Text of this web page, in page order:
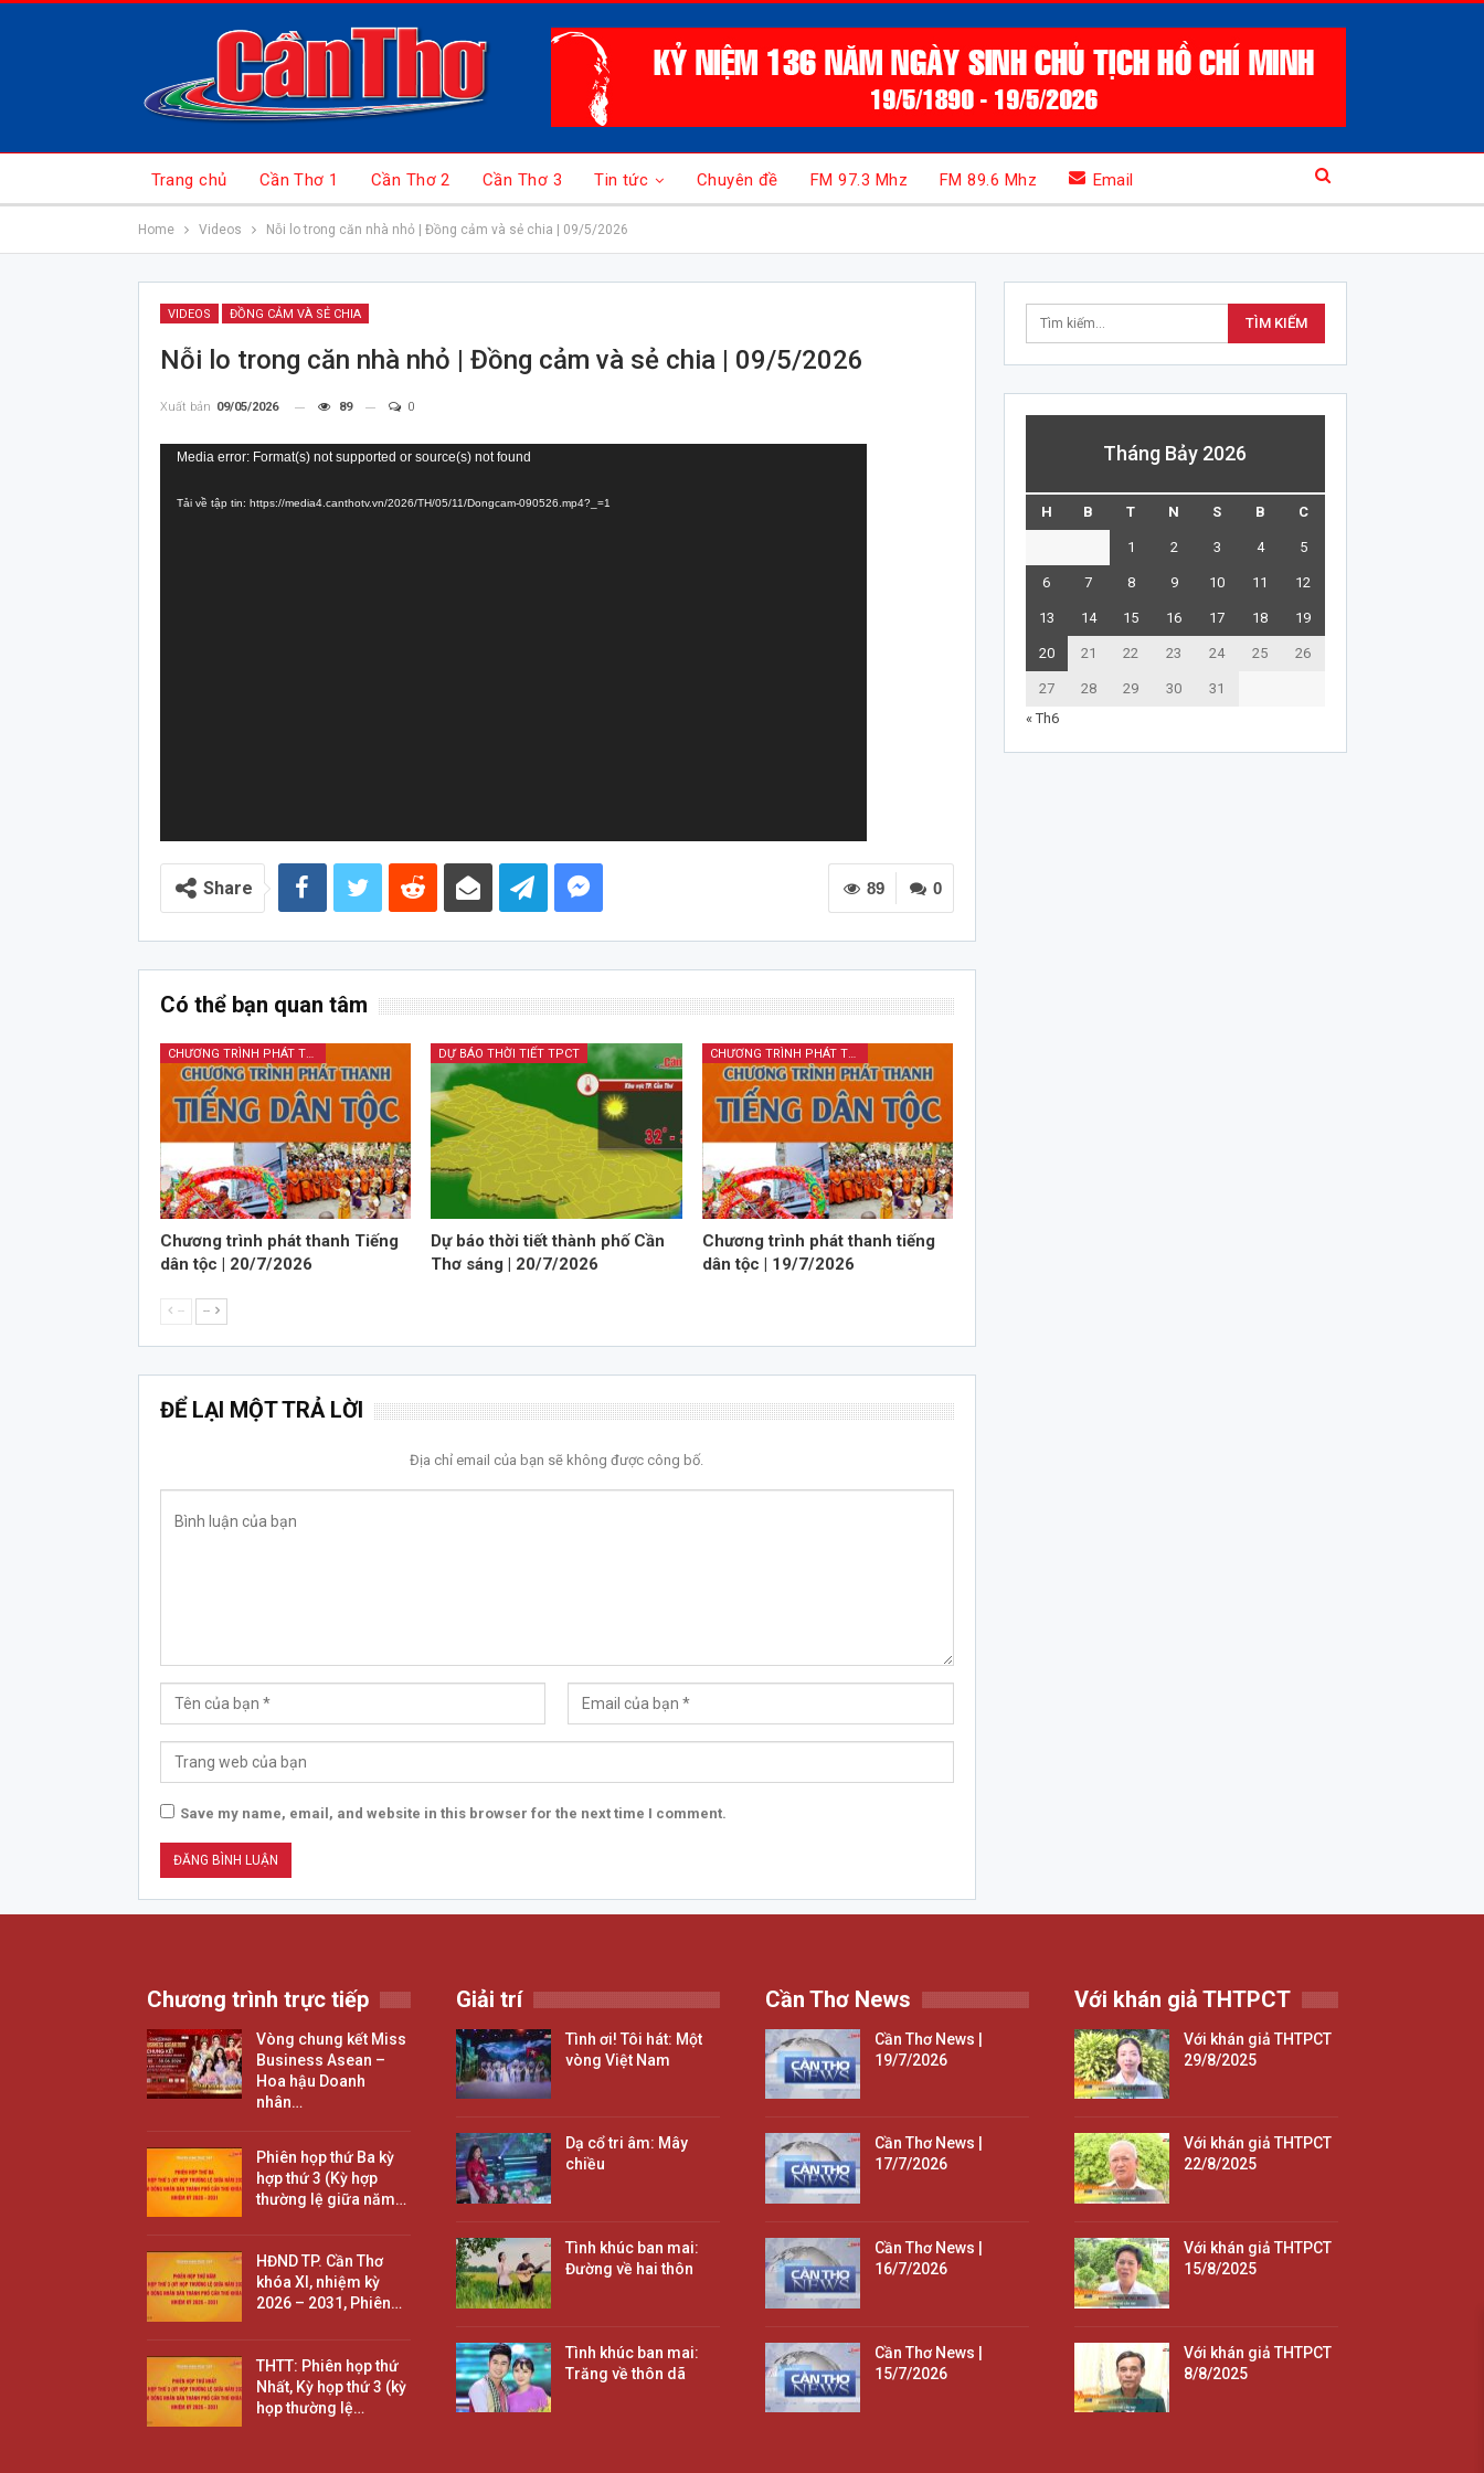
Trang chủ Cần Thơ 1 Cần Thơ 2 Cần Thơ 3 Tin tức Chuyên đề FM 97.3 Mhz FM 89.6 Mhz Email
Home Videos Nỗi lo trong căn nhà nhỏ | Đồng cảm và sẻ chia | 09/5/2026
VIDEOS ĐỒNG CẢM VÀ SẺ CHIA
Nỗi lo trong căn nhà nhỏ | Đồng cảm và sẻ chia | 09/5/2026
Xuất bản 09/05/2026 89 0
Trình
Video
Media error: Format(s) not supported or source(s) not found
Tải về tập tin: https://media4.canthotv.vn/2026/TH/05/11/Dongcam-090526.mp4?_=1
0
89
Share
Có thể bạn quan tâm
CHƯƠNG TRÌNH PHÁT THANH TIẾNG DÂN TỘC
Chương trình phát thanh Tiếng
dân tộc | 20/7/2026
DỰ BÁO THỜI TIẾT TPCT
Dự báo thời tiết thành phố Cần
Thơ sáng | 20/7/2026
CHƯƠNG TRÌNH PHÁT THANH TIẾNG DÂN TỘC
Chương trình phát thanh tiếng
dân tộc | 19/7/2026
-- --
ĐỂ LẠI MỘT TRẢ LỜI
Địa chỉ email của bạn sẽ không được công bố.
Save my name, email, and website in this browser for the next time I comment.
Tháng Bảy 2026
H B T N S B C
1 2 3 4 5
6 7 8 9 10 11 12
13 14 15 16 17 18 19
20 21 22 23 24 25 26
27 28 29 30
31
« Th6
Chương trình trực tiếp
Vòng chung kết Miss
Business Asean –
Hoa hậu Doanh
nhân…
Phiên họp thứ Ba kỳ
hợp thứ 3 (Kỳ hợp
thường lệ giữa năm…
HĐND TP. Cần Thơ
khóa XI, nhiệm kỳ
2026 – 2031, Phiên…
THTT: Phiên họp thứ
Nhất, Kỳ họp thứ 3 (kỳ
họp thường lệ…
Giải trí
Tình ơi! Tôi hát: Một
vòng Việt Nam
Dạ cổ tri âm: Mây
chiều
Tình khúc ban mai:
Đường về hai thôn
Tình khúc ban mai:
Trăng về thôn dã
Cần Thơ News
Cần Thơ News |
19/7/2026
Cần Thơ News |
17/7/2026
Cần Thơ News |
16/7/2026
Cần Thơ News |
15/7/2026
Với khán giả THTPCT
Với khán giả THTPCT
29/8/2025
Với khán giả THTPCT
22/8/2025
Với khán giả THTPCT
15/8/2025
Với khán giả THTPCT
8/8/2025